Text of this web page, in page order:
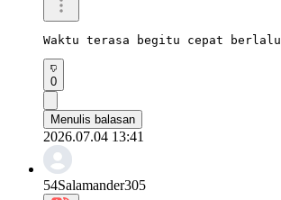
Waktu terasa begitu cepat
0
Menulis balasan
2026.07.04 13:41
54Salamander305